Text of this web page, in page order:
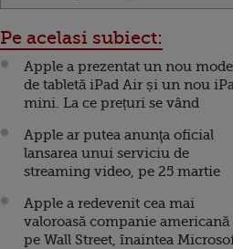
Pe acelasi subiect:
Apple a prezentat un nou
de tabletă iPad Air și un nou
mini. La ce prețuri se vând
Apple ar putea anunţa oficial
lansarea unui serviciu de
streaming video, pe 25 martie
Apple a redevenit cea mai
valoroasă companie americană
pe Wall Street, înaintea